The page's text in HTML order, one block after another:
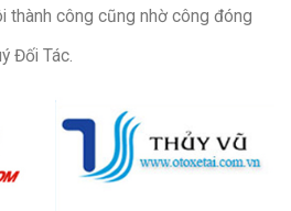
thành công cũng nhờ công đóng
Đối Tác.